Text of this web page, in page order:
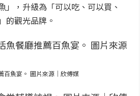
」，升級為「可以吃、可以買、
的觀光品牌。
百魚宴。 圖片來源｜欣傅媒